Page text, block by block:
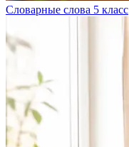
Словарные слова 5 класс